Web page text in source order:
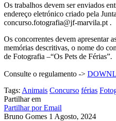
Os trabalhos devem ser enviados
endereço eletrónico criado pela
concurso.fotografia@jf-marvila.pt .
Os concorrentes devem apresentar
memórias descritivas, o nome do
de Fotografia –“Os Pets de Férias”.
Consulte o regulamento ->
Tags: Animais Concurso férias
Partilhar em
Partilhar por Email
Bruno Gomes 1 Agosto, 2024